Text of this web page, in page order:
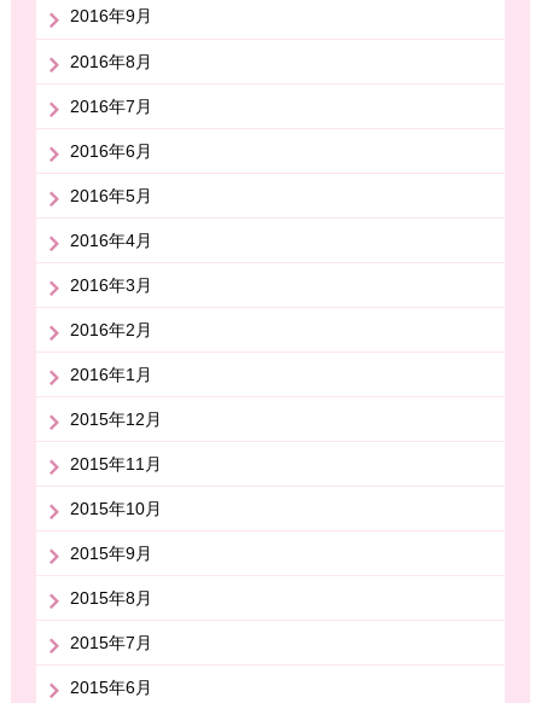
2016年9月
2016年8月
2016年7月
2016年6月
2016年5月
2016年4月
2016年3月
2016年2月
2016年1月
2015年12月
2015年11月
2015年10月
2015年9月
2015年8月
2015年7月
2015年6月